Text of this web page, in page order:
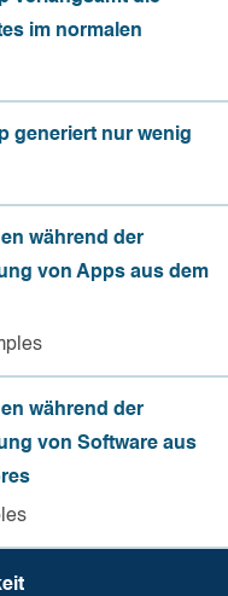
im normalen
generiert nur wenig
während der
von Apps aus dem
während der
von Software aus